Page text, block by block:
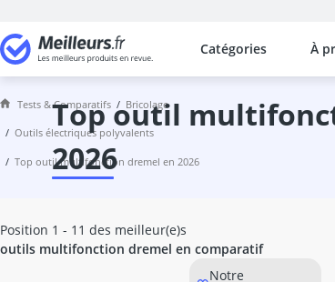
Catégories
Les comparaisons les
Bricolage
abrasif
adaptateur de couple
aérosol extincteur
Agitateur de mortier
agrafeuse à air comprimé
agrafeuse électrique
À
Tests & Comparatifs bricolage
outils électriques polyvalents
top outil multifonction dremel en 2026
top outil multifonction dremel en
2026
Position 1 - 11 des meilleur(e)s
outils multifonction dremel en comparatif
Notre